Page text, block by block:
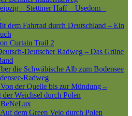
– Stettiner Haff – Usedom –
dem Fahrrad durch Deutschland – Ein
Curtain Trail 2
Deutscher Radweg – Das Grüne
die Schwäbische Alb zum Bodensee
Radweg
der Quelle bis zur Mündung –
der Weichsel durch Polen
dem Green Velo durch Polen